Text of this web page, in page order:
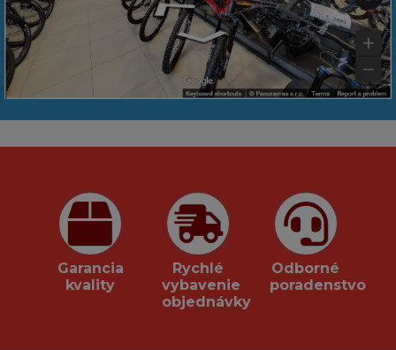
Garancia
kvality
Rychlé
vybavenie
objednávky
Odborné
poradenstvo